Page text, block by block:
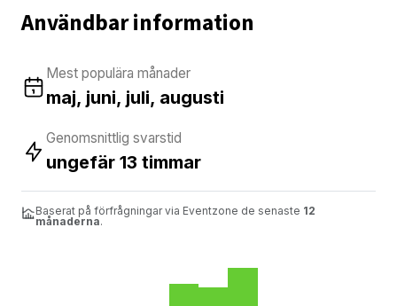
Användbar information
Mest populära månader
maj, juni, juli, augusti
Genomsnittlig svarstid
ungefär 13 timmar
Baserat på förfrågningar via Eventzone de senaste 12
månaderna.